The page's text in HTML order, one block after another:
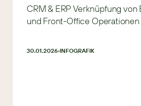
CRM & ERP Verknüpfung
und Front-Office Operationen
30.01.2026 INFOGRAFIK